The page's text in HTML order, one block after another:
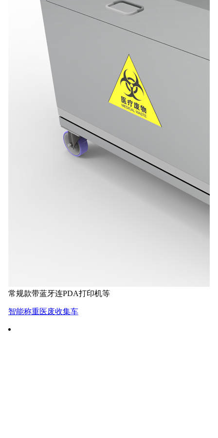
常规款带蓝牙连PDA打印机等
智能称重医废收集车